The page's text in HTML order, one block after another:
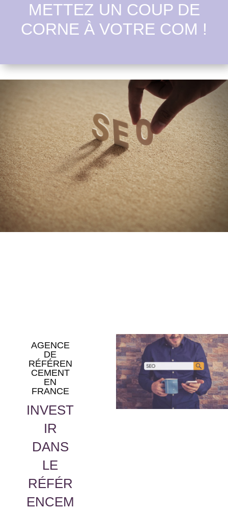
METTEZ UN COUP DE
CORNE À VOTRE COM !
AGENCE
DE
RÉFÉREN
CEMENT
EN
FRANCE
INVEST
IR
DANS
LE
RÉFÉR
ENCEM